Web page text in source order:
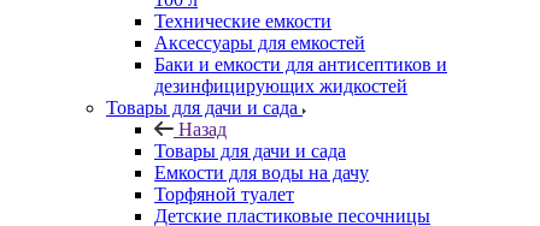
Технические емкости
Аксессуары для емкостей
Баки и емкости для антисептиков и
дезинфицирующих жидкостей
Товары для дачи и сада
Назад
Товары для дачи и сада
Емкости для воды на дачу
Торфяной туалет
Детские пластиковые песочницы